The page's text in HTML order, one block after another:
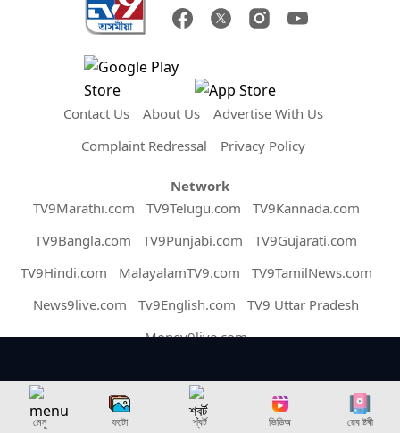
Contact Us About Us
Advertise With Us
Complaint Redressal
Privacy Policy
Network
TV9Marathi.com
TV9Telugu.com
TV9Kannada.com
TV9Bangla.com
TV9Punjabi.com
TV9Gujarati.com
TV9Hindi.com
MalayalamTV9.com
TV9TamilNews.com
News9live.com
Tv9English.com
TV9 Uttar Pradesh
Money9live.com
মেনু ফটো শ্বৰ্ট ভিডিঅ ৱেব ষ্টৰী